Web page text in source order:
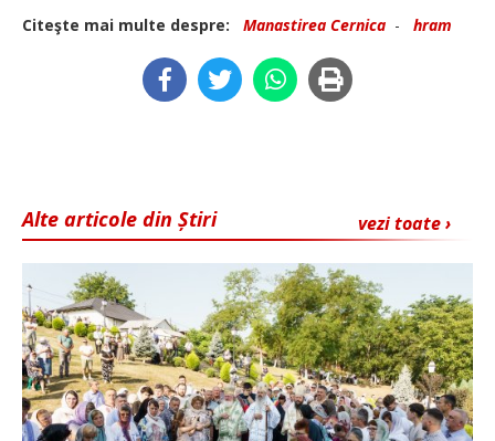
Citeşte mai multe despre: Manastirea Cernica - hram
vezi toate ›
Alte articole din Știri